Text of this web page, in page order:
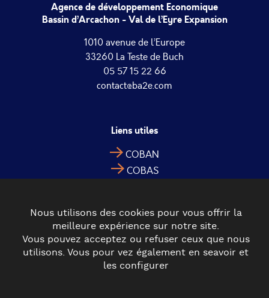
Agence de développement Economique
Bassin d’Arcachon - Val de l’Eyre Expansion
1010 avenue de l’Europe
33260 La Teste de Buch
05 57 15 22 66
contact@ba2e.com
Liens utiles
COBAN
COBAS
Nous utilisons des cookies pour vous offrir la
meilleure expérience sur notre site.
Vous pouvez acceptez ou refuser ceux que nous
utilisons. Vous pour vez également en seavoir et
les configurer